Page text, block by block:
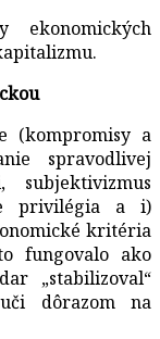
ekonomických
(kompromisy a
spravodlivej
subjektivizmus
privilégia a i)
kritéria
fungovalo ako
„stabilizoval“
dôrazom na